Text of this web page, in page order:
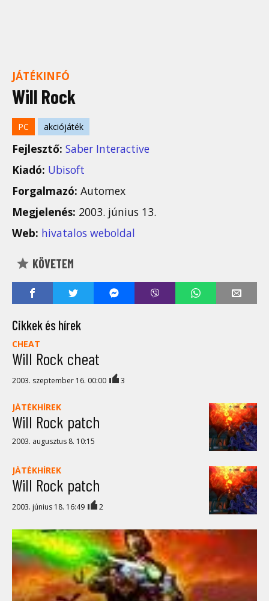
JÁTÉKINFÓ
Will Rock
PC akciójáték
Fejlesztő: Saber Interactive
Kiadó: Ubisoft
Forgalmazó: Automex
Megjelenés: 2003. június 13.
Web: hivatalos weboldal
KÖVETEM
Cikkek és hírek
CHEAT
Will Rock cheat
2003. szeptember 16. 00:00 3
JÁTÉKHÍREK
Will Rock patch
2003. augusztus 8. 10:15
JÁTÉKHÍREK
Will Rock patch
2003. június 18. 16:49 2